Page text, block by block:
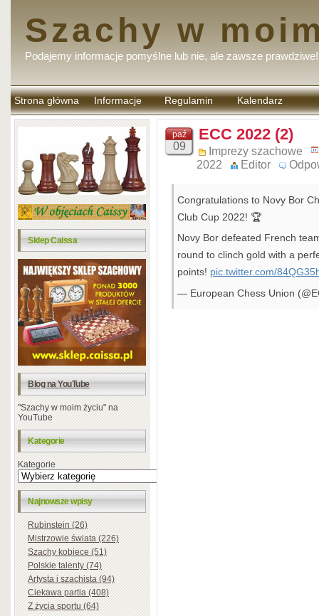
Szachy w
Podajemy informacje pomyślne lub nie, ale zawsze prawdziwe!
Strona główna Informacje Regulamin
komentarzy
Kalendarz
Sklep Caissa
Blog na YouTube
"Szachy w moim życiu" na
YouTube
Kategorie
Kategorie
Najnowsze wpisy
Rubinstein (26)
Mistrzowie świata (226)
Szachy kobiece (51)
Polskie talenty (74)
Artysta i szachista (94)
Ciekawa partia (408)
Z życia sportu (64)
paź
09
ECC 2022 (2)
Imprezy szachowe
2022
Editor
Congratulations to Novy Bor
Club Cup 2022! 🏆
Novy Bor defeated French
round to clinch gold with a
points! pic.twitter.com/
— European Chess Union